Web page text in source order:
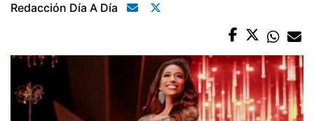
Redacción Día A Día